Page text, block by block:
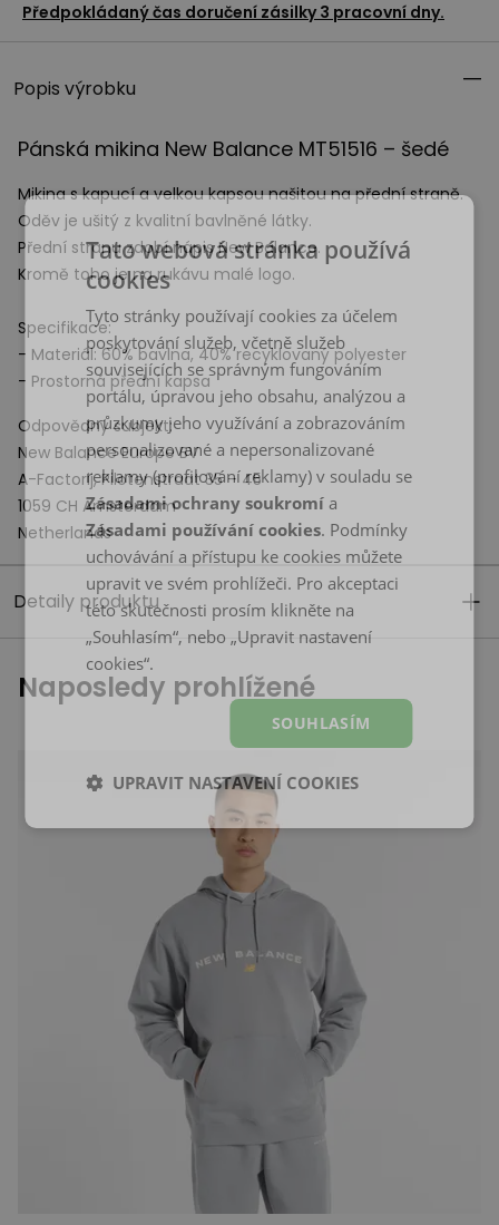
Předpokládaný čas doručení zásilky 3 pracovní dny.
Popis výrobku
Pánská mikina New Balance MT51516 – šedé
Mikina s kapucí a velkou kapsou našitou na přední straně.
Oděv je ušitý z kvalitní bavlněné látky.
Přední stranu zdobí nápis New Balance.
Kromě toho je na rukávu malé logo.
Specifikace:
- Materiál: 60% bavlna, 40% recyklovaný polyester
- Prostorná přední kapsa
Odpovědný subjekt:
New Balance Europe BV
A-Factorij, Pilotenstraat 35 – 45
1059 CH Amsterdam
Netherlands
Detaily produktu
Naposledy prohlížené
Tato webová stránka používá
cookies
Tyto stránky používají cookies za účelem
poskytování služeb, včetně služeb
souvisejících se správným fungováním
portálu, úpravou jeho obsahu, analýzou a
průzkumy jeho využívání a zobrazováním
personalizované a nepersonalizované
reklamy (profilování reklamy) v souladu se
Zásadami ochrany soukromí a
Zásadami používání cookies. Podmínky
uchovávání a přístupu ke cookies můžete
upravit ve svém prohlížeči. Pro akceptaci
této skutečnosti prosím klikněte na
„Souhlasím“, nebo „Upravit nastavení
cookies“.
SOUHLASÍM
UPRAVIT NASTAVENÍ COOKIES